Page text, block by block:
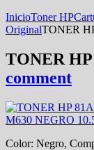
InicioToner HP
OriginalTONER
TONER
comment
Color: Negro,